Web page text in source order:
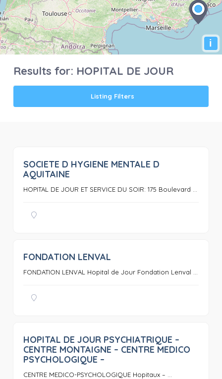
i
Results for: HOPITAL DE JOUR
Listing Filters
SOCIETE D HYGIENE MENTALE D
AQUITAINE
HOPITAL DE JOUR ET SERVICE DU SOIR: 175 Boulevard ...
FONDATION LENVAL
FONDATION LENVAL Hopital de Jour Fondation Lenval ...
0
HOPITAL DE JOUR PSYCHIATRIQUE –
CENTRE MONTAIGNE – CENTRE MEDICO
PSYCHOLOGIQUE –
CENTRE MEDICO-PSYCHOLOGIQUE Hopitaux – ...